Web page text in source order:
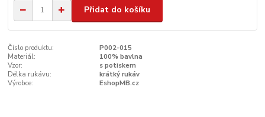
Přidat do košíku
Číslo produktu:
P002-015
Materiál:
100% bavlna
Vzor:
s potiskem
Délka rukávu:
krátký rukáv
Výrobce:
EshopMB.cz